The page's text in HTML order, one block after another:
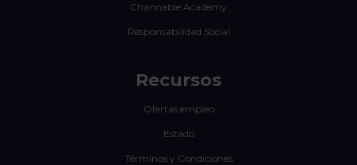
Channable Academy
Responsabilidad Social
Recursos
Ofertas empleo
Estado
Términos y Condiciones